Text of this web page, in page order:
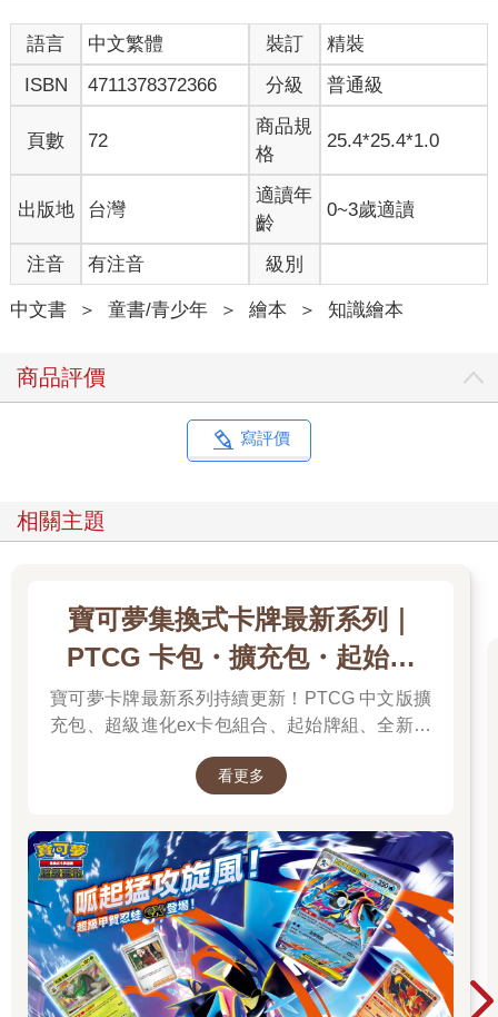
語言 中文繁體 裝訂
精裝
ISBN
4711378372366 分級 普通級
頁數 72
商品規
格
25.4*25.4*1.0
出版地 台灣
適讀年
齡
0~3歲適讀
注音 有注音 級別
中文書 ＞ 童書/青少年 ＞ 繪本 ＞ 知識繪本
商品評價
寫評價
相關主題
寶可夢集換式卡牌最新系列｜
PTCG 卡包・擴充包・起始牌
組．最新卡牌＆組合一次看
寶可夢卡牌最新系列持續更新！PTCG 中文版擴
充包、超級進化ex卡包組合、起始牌組、全新周
看更多